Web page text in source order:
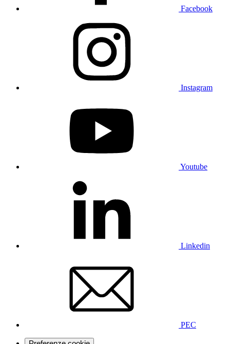
Facebook
Instagram
Youtube
Linkedin
PEC